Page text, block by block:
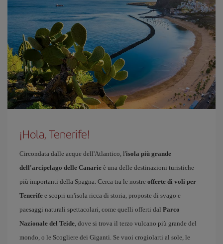
¡Hola, Tenerife!
Circondata dalle acque dell'Atlantico, l'isola più grande
dell'arcipelago delle Canarie è una delle destinazioni turistiche
più importanti della Spagna. Cerca tra le nostre offerte di voli per
Tenerife e scopri un'isola ricca di storia, proposte di svago e
paesaggi naturali spettacolari, come quelli offerti dal Parco
Nazionale del Teide, dove si trova il terzo vulcano più grande del
mondo, o le Scogliere dei Giganti. Se vuoi crogiolarti al sole, le